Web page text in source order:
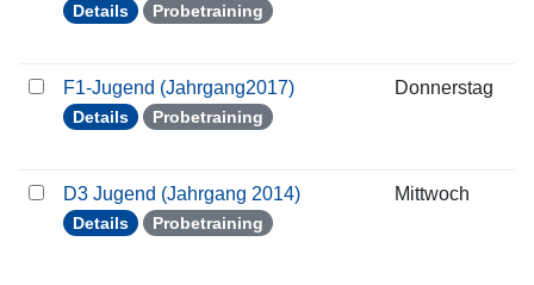
Details Probetraining
F1-Jugend (Jahrgang2017)
Details Probetraining
Donnerstag
D3 Jugend (Jahrgang 2014)
Details Probetraining
Mittwoch